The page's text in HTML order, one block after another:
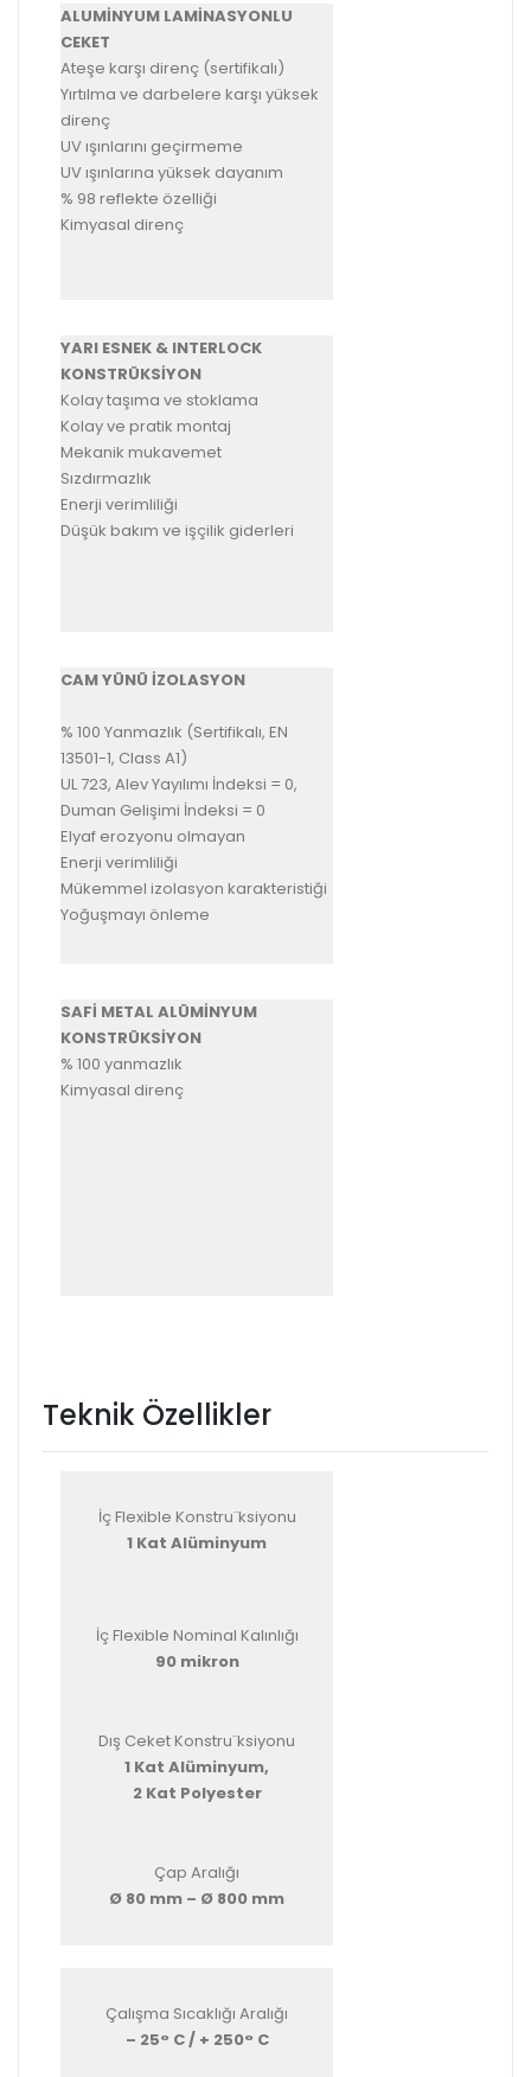
ALUMİNYUM LAMİNASYONLU
CEKET
Ateşe karşı direnç (sertifikalı)
Yırtılma ve darbelere karşı yüksek
direnç
UV ışınlarını geçirmeme
UV ışınlarına yüksek dayanım
% 98 reflekte özelliği
Kimyasal direnç
YARI ESNEK & INTERLOCK
KONSTRÜKSİYON
Kolay taşıma ve stoklama
Kolay ve pratik montaj
Mekanik mukavemet
Sızdırmazlık
Enerji verimliliği
Düşük bakım ve işçilik giderleri
CAM YÜNÜ İZOLASYON
% 100 Yanmazlık (Sertifikalı, EN
13501-1, Class A1)
UL 723, Alev Yayılımı İndeksi = 0,
Duman Gelişimi İndeksi = 0
Elyaf erozyonu olmayan
Enerji verimliliği
Mükemmel izolasyon karakteristiği
Yoğuşmayı önleme
SAFİ METAL ALÜMİNYUM
KONSTRÜKSİYON
% 100 yanmazlık
Kimyasal direnç
Teknik Özellikler
İç Flexible Konstru¨ksiyonu
1 Kat Alüminyum
İç Flexible Nominal Kalınlığı
90 mikron
Dış Ceket Konstru¨ksiyonu
1 Kat Alüminyum,
2 Kat Polyester
Çap Aralığı
Ø 80 mm – Ø 800 mm
Çalışma Sıcaklığı Aralığı
– 25° C / + 250° C